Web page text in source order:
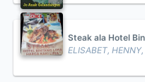
Steak ala Hotel
ELISABET,